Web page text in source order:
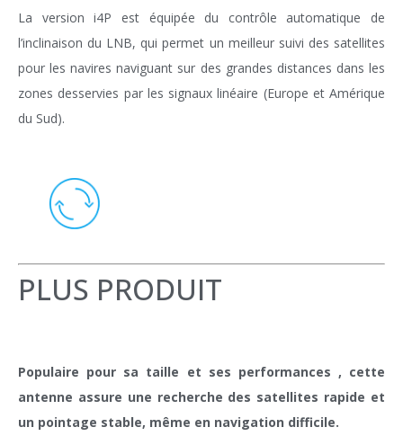
La version i4P est équipée du contrôle automatique de
l’inclinaison du LNB, qui permet un meilleur suivi des satellites
pour les navires naviguant sur des grandes distances dans les
zones desservies par les signaux linéaire (Europe et Amérique
du Sud).
PLUS PRODUIT
Populaire pour sa taille et ses performances , cette
antenne assure une recherche des satellites rapide et
un pointage stable, même en navigation difficile.